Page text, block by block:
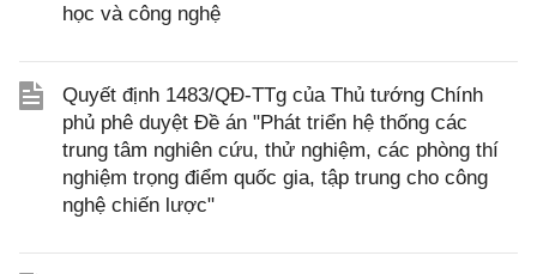
học và công nghệ
Quyết định 1483/QĐ-TTg của Thủ tướng Chính
phủ phê duyệt Đề án "Phát triển hệ thống các
trung tâm nghiên cứu, thử nghiệm, các phòng thí
nghiệm trọng điểm quốc gia, tập trung cho công
nghệ chiến lược"